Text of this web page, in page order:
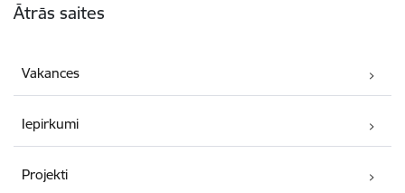
Ātrās saites
Vakances
Iepirkumi
Projekti